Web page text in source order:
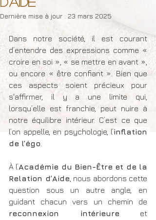
Dernière mise à jour : 23 mars 2025
Dans notre société, il est courant
d’entendre des expressions comme «
croire en soi », « se mettre en avant »,
ou encore « être confiant ». Bien que
ces aspects soient précieux pour
s'affirmer, il y a une limite qui,
lorsqu’elle est franchie, peut nuire à
notre équilibre intérieur. C’est ce que
l’on appelle, en psychologie, l’inflation
de l’égo
À l’Académie du Bien-Être et de la
Relation d’Aide, nous abordons cette
question sous un autre angle, en
reconnexion intérieure et